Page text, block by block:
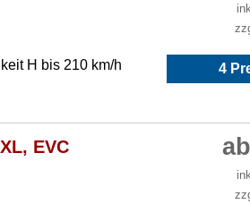
H bis 210 km/h
4
EVC